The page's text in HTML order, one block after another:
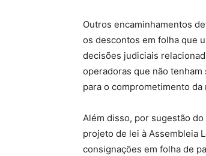
Outros encaminhamentos
os descontos em folha que
decisões judiciais
operadoras que não
para o comprometimento
Além disso, por sugestão
projeto de lei à Assembleia
consignações em folha de